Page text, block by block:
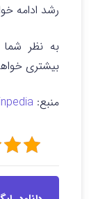
رشد ادامه
به نظر
بیشتری
منبع: